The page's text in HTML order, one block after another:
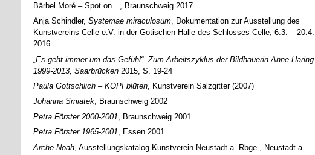
Bärbel Moré – Spot on…, Braunschweig 2017
Anja Schindler, Systemae miraculosum, Dokumentation zur Ausstellung des
Kunstvereins Celle e.V. in der Gotischen Halle des Schlosses Celle, 6.3. – 20.4.
2016
„Es geht immer um das Gefühl“. Zum Arbeitszyklus der Bildhauerin Anne Haring
1999-2013, Saarbrücken 2015, S. 19-24
Paula Gottschlich – KOPFblüten , Kunstverein Salzgitter (2007)
Johanna Smiatek, Braunschweig 2002
Petra Förster 2000-2001 , Braunschweig 2001
Petra Förster 1965-2001, Essen 2001
Arche Noah , Ausstellungskatalog Kunstverein Neustadt a. Rbge., Neustadt a.